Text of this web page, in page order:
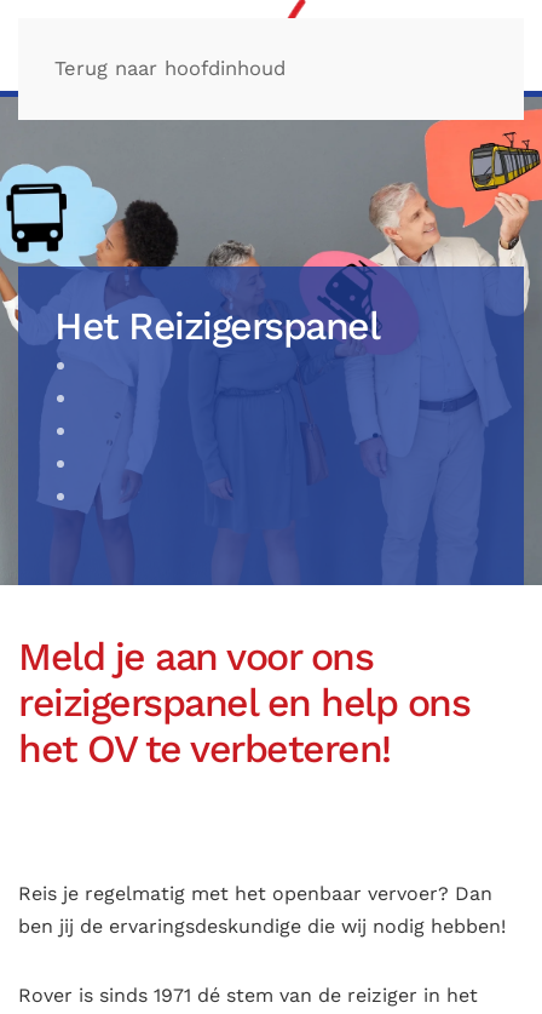
Terug naar hoofdinhoud
Het Reizigerspanel
Meld je aan voor ons
reizigerspanel en help ons
het OV te verbeteren!
Reis je regelmatig met het openbaar vervoer? Dan
ben jij de ervaringsdeskundige die wij nodig hebben!
Rover is sinds 1971 dé stem van de reiziger in het